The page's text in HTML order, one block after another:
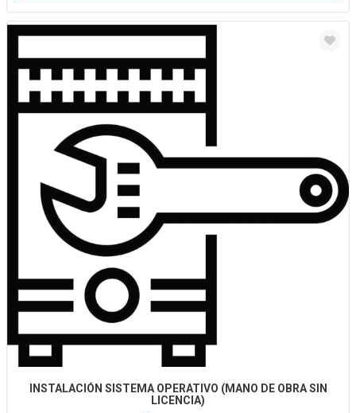
INSTALACIÓN SISTEMA OPERATIVO (MANO DE OBRA SIN
LICENCIA)